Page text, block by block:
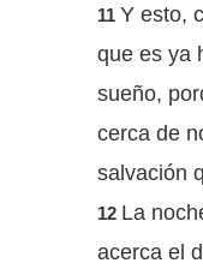
11 Y esto,
que es ya
sueño,
cerca de
salvación
12 La
acerca el